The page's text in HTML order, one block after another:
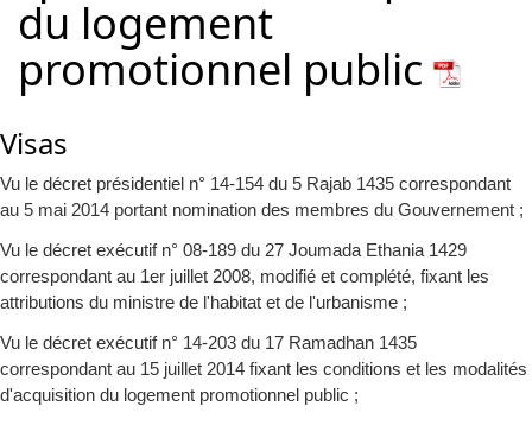
du logement
promotionnel public
Visas
Vu le décret présidentiel n° 14-154 du 5 Rajab 1435 correspondant
au 5 mai 2014 portant nomination des membres du Gouvernement ;
Vu le décret exécutif n° 08-189 du 27 Joumada Ethania 1429
correspondant au 1er juillet 2008, modifié et complété, fixant les
attributions du ministre de l'habitat et de l'urbanisme ;
Vu le décret exécutif n° 14-203 du 17 Ramadhan 1435
correspondant au 15 juillet 2014 fixant les conditions et les modalités
d'acquisition du logement promotionnel public ;